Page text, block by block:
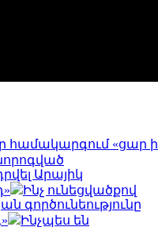
համակարգում «ցար ի
Արայիկ
Ինչ ունեցվածքով
Ինչպես են